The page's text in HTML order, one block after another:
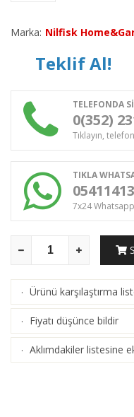
Marka: Nilfisk
Teklif Al!
TELEFONDA
0(352)
Tıklayın,
TIKLA
7x24
· Ürünü karşılaştırma
· Fiyatı düşünce bildir
· Aklımdakiler listesine